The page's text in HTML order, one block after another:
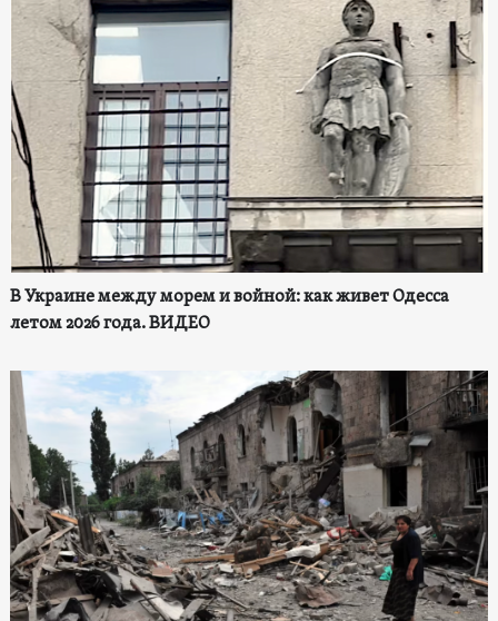
В Украине между морем и войной: как живет Одесса
летом 2026 года. ВИДЕО